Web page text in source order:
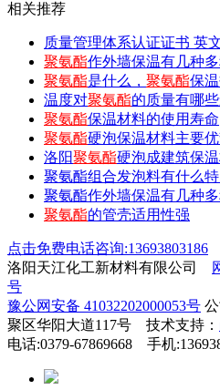
相关推荐
质量管理体系认证证书 英
聚氨酯作外墙保温有几种
聚氨酯是什么， 聚氨酯保
温度对聚氨酯的质量有哪
聚氨酯保温材料的使用寿命
聚氨酯硬泡保温材料主要
洛阳聚氨酯硬泡成建筑保
聚氨酯组合发泡料有什么
聚氨酯作外墙保温有几种
聚氨酯的管壳适用性强
点击免费电话咨询:13693803186
洛阳天江化工新材料有限公司
号
豫公网安备 41032202000053号
聚区华阳大道117号 技术支持：
电话:0379-67869668 手机